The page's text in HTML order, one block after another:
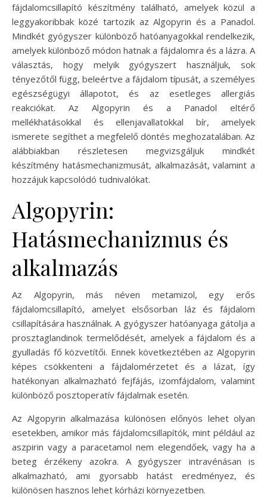
fájdalomcsillapító készítmény található, amelyek közül a
leggyakoribbak közé tartozik az Algopyrin és a Panadol.
Mindkét gyógyszer különböző hatóanyagokkal rendelkezik,
amelyek különböző módon hatnak a fájdalomra és a lázra. A
választás, hogy melyik gyógyszert használjuk, sok
tényezőtől függ, beleértve a fájdalom típusát, a személyes
egészségügyi állapotot, és az esetleges allergiás
reakciókat. Az Algopyrin és a Panadol eltérő
mellékhatásokkal és ellenjavallatokkal bír, amelyek
ismerete segíthet a megfelelő döntés meghozatalában. Az
alábbiakban részletesen megvizsgáljuk mindkét
készítmény hatásmechanizmusát, alkalmazását, valamint a
hozzájuk kapcsolódó tudnivalókat.
Algopyrin:
Hatásmechanizmus és
alkalmazás
Az Algopyrin, más néven metamizol, egy erős
fájdalomcsillapító, amelyet elsősorban láz és fájdalom
csillapítására használnak. A gyógyszer hatóanyaga gátolja a
prosztaglandinok termelődését, amelyek a fájdalom és a
gyulladás fő közvetítői. Ennek következtében az Algopyrin
képes csökkenteni a fájdalomérzetet és a lázat, így
hatékonyan alkalmazható fejfájás, izomfájdalom, valamint
különböző posztoperatív fájdalmak esetén.
Az Algopyrin alkalmazása különösen előnyös lehet olyan
esetekben, amikor más fájdalomcsillapítók, mint például az
aszpirin vagy a paracetamol nem elegendőek, vagy ha a
beteg érzékeny azokra. A gyógyszer intravénásan is
alkalmazható, ami gyorsabb hatást eredményez, és
különösen hasznos lehet kórházi környezetben.